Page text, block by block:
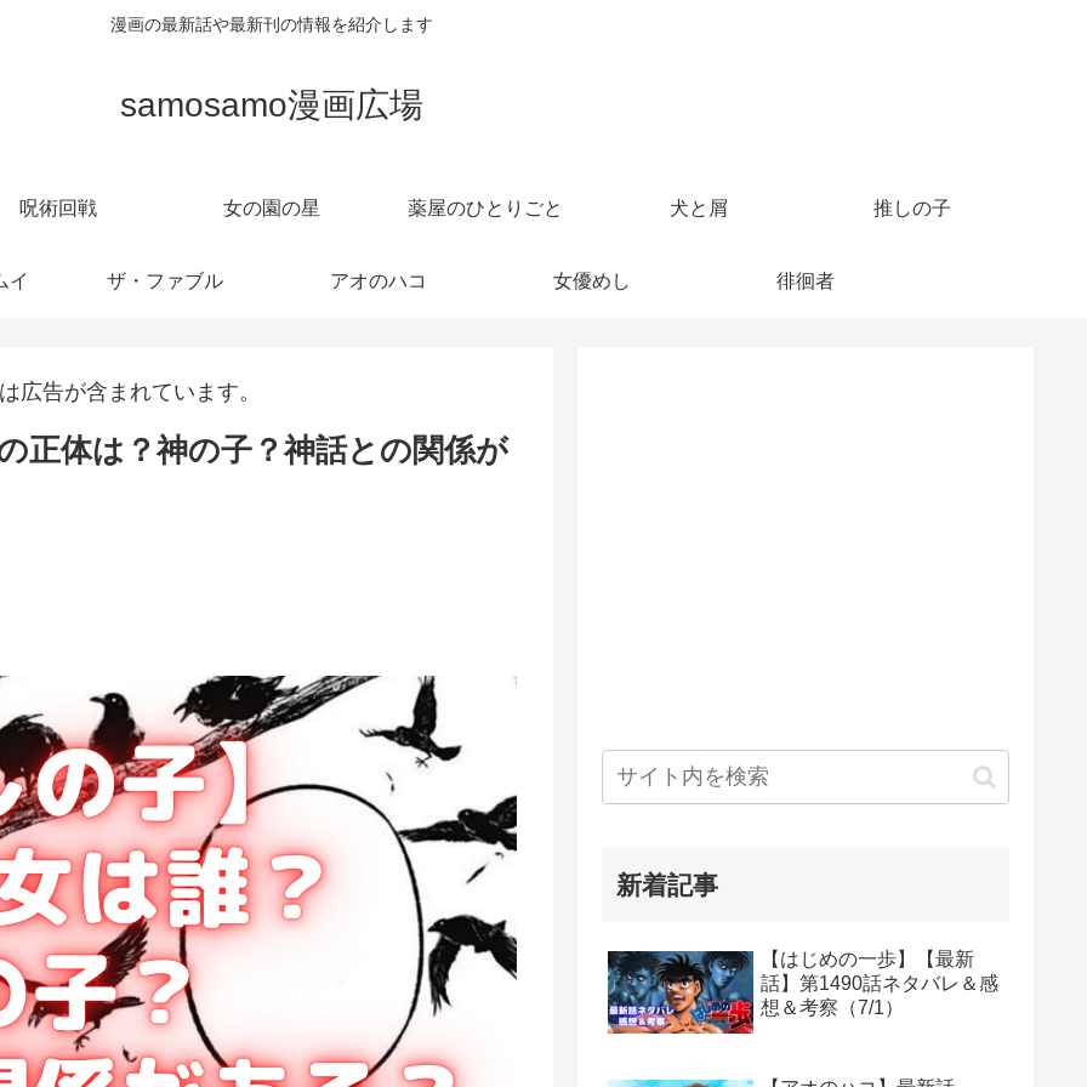
漫画の最新話や最新刊の情報を紹介します
samosamo漫画広場
呪術回戦 女の園の星 薬屋のひとりごと 犬と屑 推しの子
イ ザ・ファブル アオのハコ 女優めし 徘徊者
広告が含まれています。
正体は？神の子？神話との関係が
新着記事
【はじめの一歩】【最新
話】第1490話ネタバレ＆感
想＆考察（7/1）